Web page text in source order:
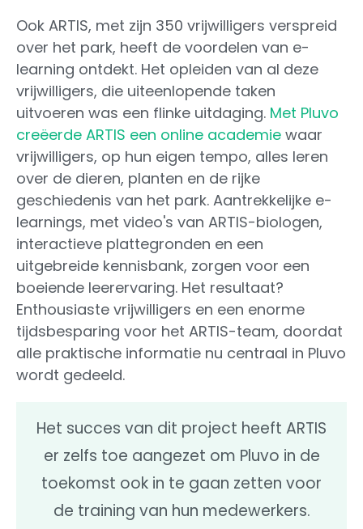
Ook ARTIS, met zijn 350 vrijwilligers verspreid
over het park, heeft de voordelen van e-
learning ontdekt. Het opleiden van al deze
vrijwilligers, die uiteenlopende taken
uitvoeren was een flinke uitdaging. Met Pluvo
creëerde ARTIS een online academie waar
vrijwilligers, op hun eigen tempo, alles leren
over de dieren, planten en de rijke
geschiedenis van het park. Aantrekkelijke e-
learnings, met video's van ARTIS-biologen,
interactieve plattegronden en een
uitgebreide kennisbank, zorgen voor een
boeiende leerervaring. Het resultaat?
Enthousiaste vrijwilligers en een enorme
tijdsbesparing voor het ARTIS-team, doordat
alle praktische informatie nu centraal in Pluvo
wordt gedeeld.
Het succes van dit project heeft ARTIS
er zelfs toe aangezet om Pluvo in de
toekomst ook in te gaan zetten voor
de training van hun medewerkers.